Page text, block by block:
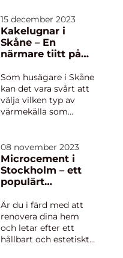
höjden. I den
pittoreska staden
Jönköping, belägen
vid Vätterns södra
15 december 2023
Kakelugnar i
Skåne – En
närmare tiitt på
värmekälla
Som husägare i Skåne
kan det vara svårt att
välja vilken typ av
värmekälla som
många olika
alternativ som alla har
sina egna för- och
nackdelar. En
08 november 2023
Microcement i
Stockholm – ett
populärt
renovering
Är du i färd med att
renovera dina hem
och letar efter ett
hållbart och estetiskt